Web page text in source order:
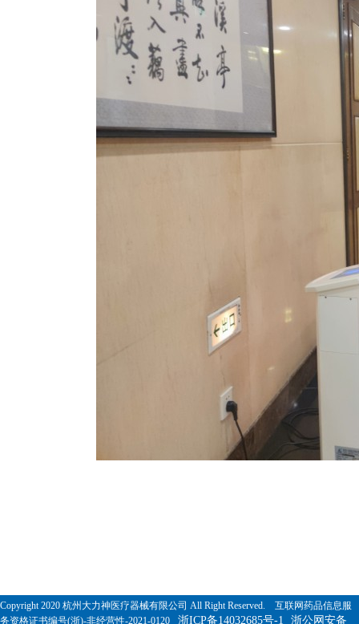
Copyright 2020 杭州大力神医疗器械有限公司 All Right Reserved. 互联网药品信息服
务资格证书编号(浙)-非经营性-2021-0120
浙ICP备14032685号-1 浙公网安备